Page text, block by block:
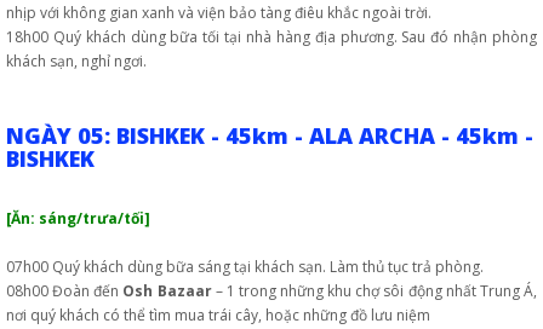
nhịp với không gian xanh và viện bảo tàng điêu khắc ngoài trời.
18h00 Quý khách dùng bữa tối tại nhà hàng địa phương. Sau đó nhận phòng
khách sạn, nghỉ ngơi.
NGÀY 05: BISHKEK - 45km - ALA ARCHA - 45km -
BISHKEK
[Ăn: sáng/trưa/tối]
07h00 Quý khách dùng bữa sáng tại khách sạn. Làm thủ tục trả phòng.
08h00 Đoàn đến Osh Bazaar– 1 trong những khu chợ sôi động nhất Trung Á,
nơi quý khách có thể tìm mua trái cây, hoặc những đồ lưu niệm